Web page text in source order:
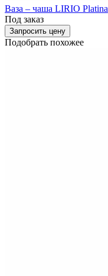
Ваза – чаша LIRIO Platina
Под заказ
Запросить цену
Подобрать похожее